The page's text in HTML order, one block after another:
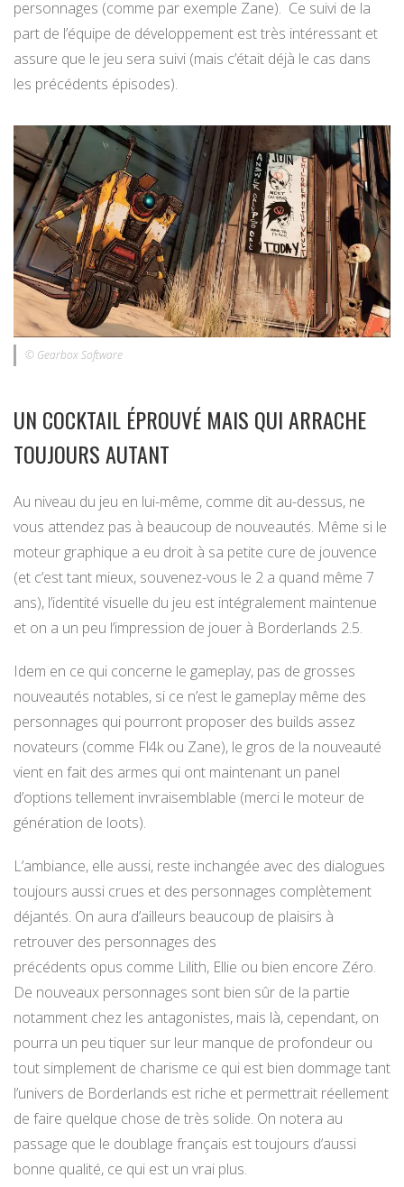
personnages (comme par exemple Zane). Ce suivi de la
part de l’équipe de développement est très intéressant et
assure que le jeu sera suivi (mais c’était déjà le cas dans
les précédents épisodes).
© Gearbox Software
UN COCKTAIL ÉPROUVÉ MAIS QUI ARRACHE
TOUJOURS AUTANT
Au niveau du jeu en lui-même, comme dit au-dessus, ne
vous attendez pas à beaucoup de nouveautés. Même si le
moteur graphique a eu droit à sa petite cure de jouvence
(et c’est tant mieux, souvenez-vous le 2 a quand même 7
ans), l’identité visuelle du jeu est intégralement maintenue
et on a un peu l’impression de jouer à Borderlands 2.5.
Idem en ce qui concerne le gameplay, pas de grosses
nouveautés notables, si ce n’est le gameplay même des
personnages qui pourront proposer des builds assez
novateurs (comme Fl4k ou Zane), le gros de la nouveauté
vient en fait des armes qui ont maintenant un panel
d’options tellement invraisemblable (merci le moteur de
génération de loots).
L’ambiance, elle aussi, reste inchangée avec des dialogues
toujours aussi crues et des personnages complètement
déjantés. On aura d’ailleurs beaucoup de plaisirs à
retrouver des personnages des
précédents opus comme Lilith, Ellie ou bien encore Zéro.
De nouveaux personnages sont bien sûr de la partie
notamment chez les antagonistes, mais là, cependant, on
pourra un peu tiquer sur leur manque de profondeur ou
tout simplement de charisme ce qui est bien dommage tant
l’univers de Borderlands est riche et permettrait réellement
de faire quelque chose de très solide. On notera au
passage que le doublage français est toujours d’aussi
bonne qualité, ce qui est un vrai plus.